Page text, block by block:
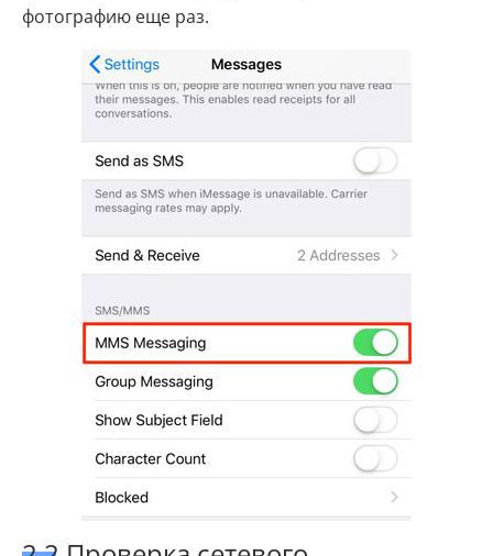
фотографию еще раз.